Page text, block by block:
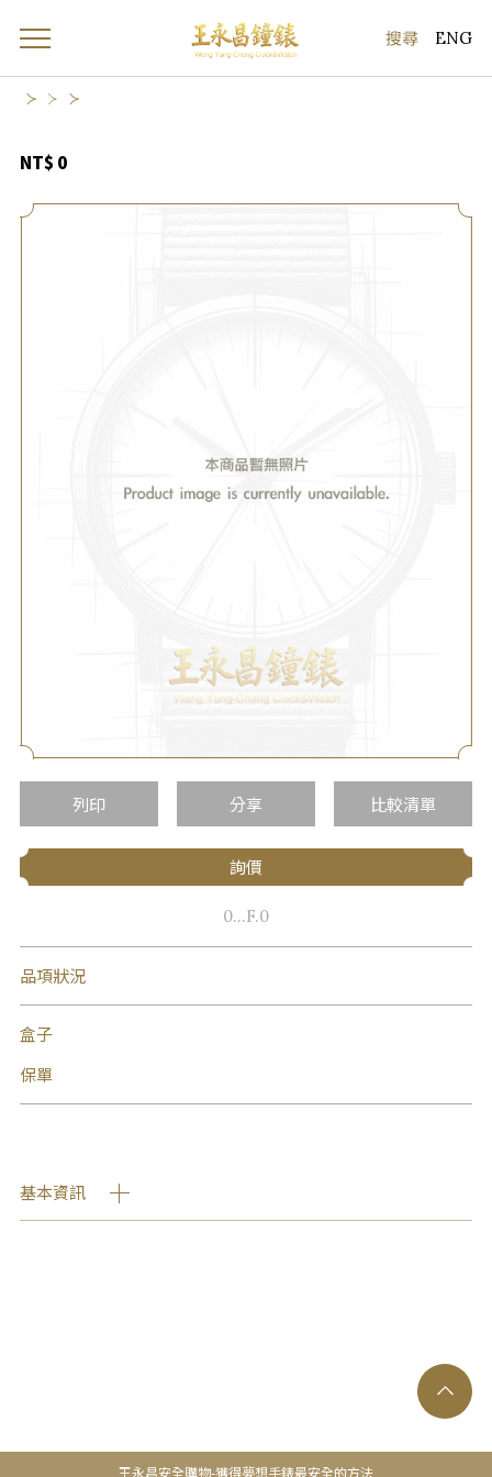
ENG
NT$ 0
列印 分享 比較清單
詢價
0...F.0
品項狀況
盒子
保單
基本資訊
王永昌安全購物-獲得夢想手錶最安全的方法